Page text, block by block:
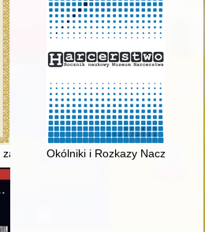
biblioteki Andrzeja Frycza
Okólniki i Rozkazy